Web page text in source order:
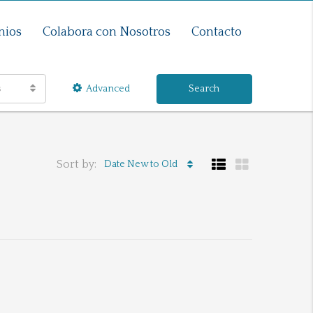
Colabora con Nosotros Contacto
Advanced Search
Sort by: Date New to Old